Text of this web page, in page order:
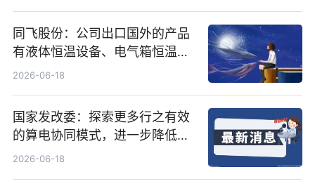
同飞股份：公司出口国外的产品
有液体恒温设备、电气箱恒温装
置、纯水冷却单元和特种换热器
2026-06-18
国家发改委：探索更多行之有效
的算电协同模式，进一步降低网
络传输时延_最资讯
2026-06-18